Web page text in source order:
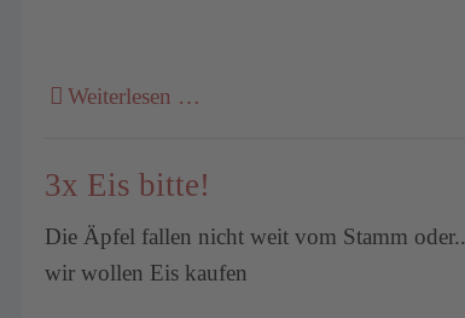
Weiterlesen …
3x Eis bitte!
Die Äpfel fallen nicht weit vom Stamm oder..
wir wollen Eis kaufen